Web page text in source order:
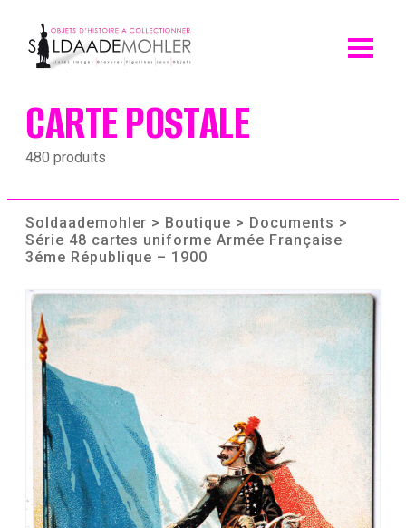
content
CARTE POSTALE
480 produits
Soldaademohler > Boutique > Documents >
Série 48 cartes uniforme Armée Française
3éme République – 1900